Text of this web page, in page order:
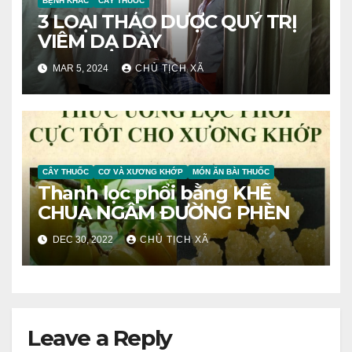
3 LOẠI THẢO DƯỢC QUÝ TRỊ
VIÊM DẠ DÀY
MAR 5, 2024 CHỦ TỊCH XÃ
CÂY THUỐC CƠ VÀ XƯƠNG KHỚP MÓN ĂN BÀI THUỐC
Thanh lọc phổi bằng KHẾ
CHUA NGÂM ĐƯỜNG PHÈN
DEC 30, 2022 CHỦ TỊCH XÃ
Leave a Reply